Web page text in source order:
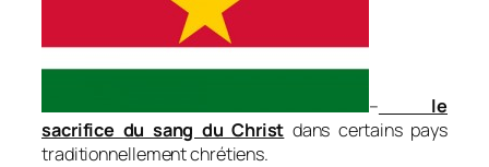
– le
sacrifice du sang du Christ dans certains pays
traditionnellement chrétiens.